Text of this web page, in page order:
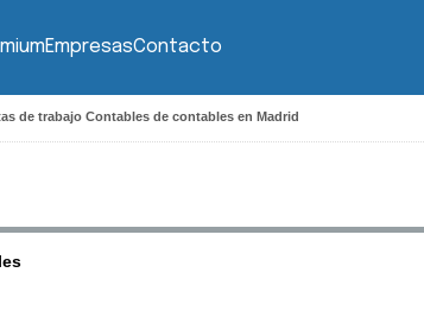
EmpresasContacto
de trabajo Contables de contables en Madrid